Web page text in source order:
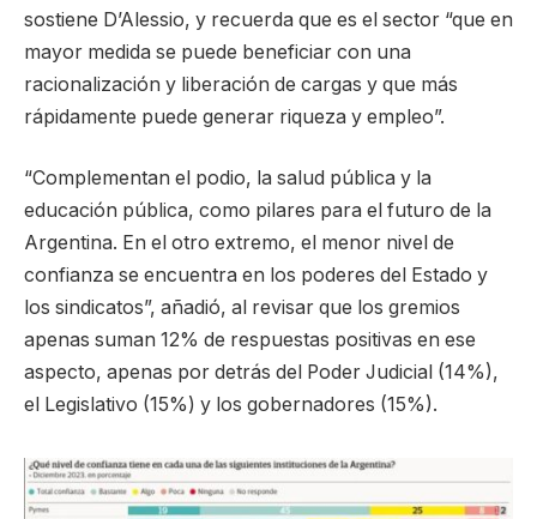
sostiene D’Alessio, y recuerda que es el sector “que en
mayor medida se puede beneficiar con una
racionalización y liberación de cargas y que más
rápidamente puede generar riqueza y empleo”.
“Complementan el podio, la salud pública y la
educación pública, como pilares para el futuro de la
Argentina. En el otro extremo, el menor nivel de
confianza se encuentra en los poderes del Estado y
los sindicatos”, añadió, al revisar que los gremios
apenas suman 12% de respuestas positivas en ese
aspecto, apenas por detrás del Poder Judicial (14%),
el Legislativo (15%) y los gobernadores (15%).